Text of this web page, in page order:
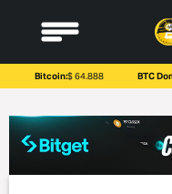
content
Bitcoin:$ 64.888 BTC